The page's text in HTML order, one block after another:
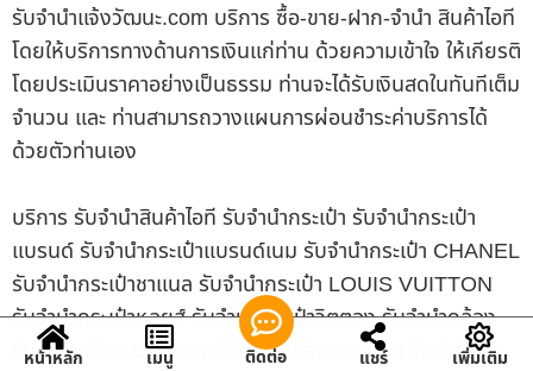
รับจํานําแจ้งวัฒนะ.com บริการ ซื้อ-ขาย-ฝาก-จำนำ สินค้าไอที
โดยให้บริการทางด้านการเงินแก่ท่าน ด้วยความเข้าใจ ให้เกียรติ
โดยประเมินราคาอย่างเป็นธรรม ท่านจะได้รับเงินสดในทันทีเต็ม
จำนวน และ ท่านสามารถวางแผนการผ่อนชำระค่าบริการได้
ด้วยตัวท่านเอง
บริการ รับจำนำสินค้าไอที รับจำนำกระเป๋า รับจำนำกระเป๋า
แบรนด์ รับจำนำกระเป๋าแบรนด์เนม รับจำนำกระเป๋า CHANEL
รับจำนำกระเป๋าชาแนล รับจำนำกระเป๋า LOUIS VUITTON
รับจำนำกระเป๋าหลุยส์ รับจำนำกระเป๋าวิตตอง รับจำนำกล้อง
รับจำนำกล้อง Cannon รับจำนำกล้องแคนนอน รับจำนำ
หน้าหลัก เมนู ติดต่อ แชร์ เพิ่มเติม